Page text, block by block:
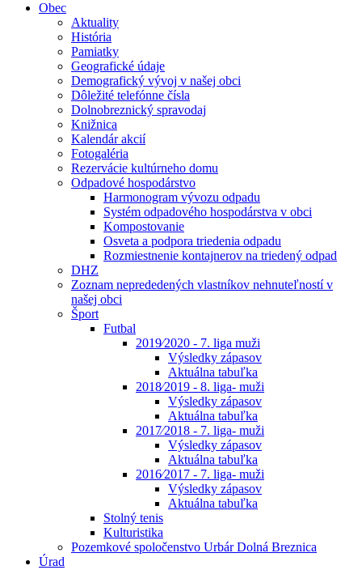
Obec
Aktuality
História
Pamiatky
Geografické údaje
Demografický vývoj v našej obci
Dôležité telefónne čísla
Dolnobreznický spravodaj
Knižnica
Kalendár akcií
Fotogaléria
Rezervácie kultúrneho domu
Odpadové hospodárstvo
Harmonogram vývozu odpadu
Systém odpadového hospodárstva v obci
Kompostovanie
Osveta a podpora triedenia odpadu
Rozmiestnenie kontajnerov na triedený odpad
DHZ
Zoznam neprededených vlastníkov nehnuteľností v
našej obci
Šport
Futbal
2019⁄2020 - 7. liga muži
Výsledky zápasov
Aktuálna tabuľka
2018⁄2019 - 8. liga- muži
Výsledky zápasov
Aktuálna tabuľka
2017⁄2018 - 7. liga- muži
Výsledky zápasov
Aktuálna tabuľka
2016⁄2017 - 7. liga- muži
Výsledky zápasov
Aktuálna tabuľka
Stolný tenis
Kulturistika
Pozemkové spoločenstvo Urbár Dolná Breznica
Úrad